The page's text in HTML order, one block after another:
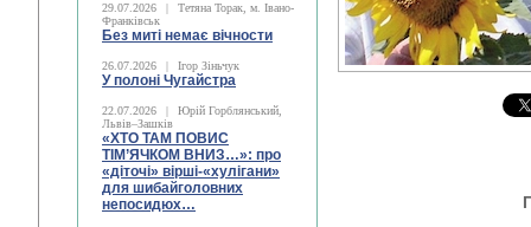
29.07.2026 |
Тетяна Торак, м. Івано-
Франківськ
Без миті немає вічности
26.07.2026 | Ігор Зіньчук
У полоні Чугайстра
22.07.2026 |
Юрій Горблянський,
Львів–Зашків
«ХТО ТАМ ПОВИС
ТІМ’ЯЧКОМ ВНИЗ…»: про
«діточі» вірші-«хулігани»
для шибайголовних
непосидюх…